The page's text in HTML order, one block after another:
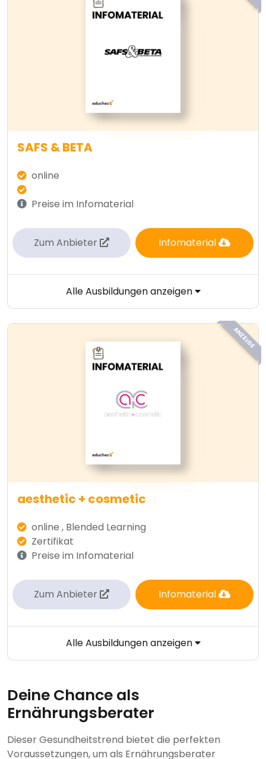
SAFS & BETA
online
Preise im Infomaterial
Zum Anbieter Infomaterial
Alle Ausbildungen anzeigen
ANZEIGE
aesthetic + cosmetic
online , Blended Learning
Zertifikat
Preise im Infomaterial
Zum Anbieter Infomaterial
Alle Ausbildungen anzeigen
Deine Chance als
Ernährungsberater
Dieser Gesundheitstrend bietet die perfekten
Voraussetzungen, um als Ernährungsberater